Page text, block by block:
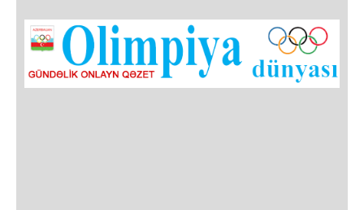
VIDEO
DIGƏR